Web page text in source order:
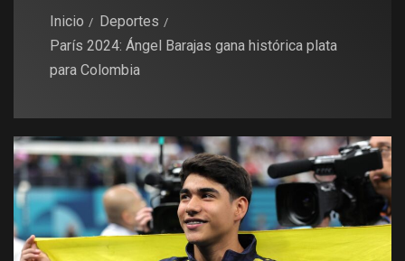
Inicio
Deportes
París 2024: Ángel Barajas gana histórica plata
para Colombia